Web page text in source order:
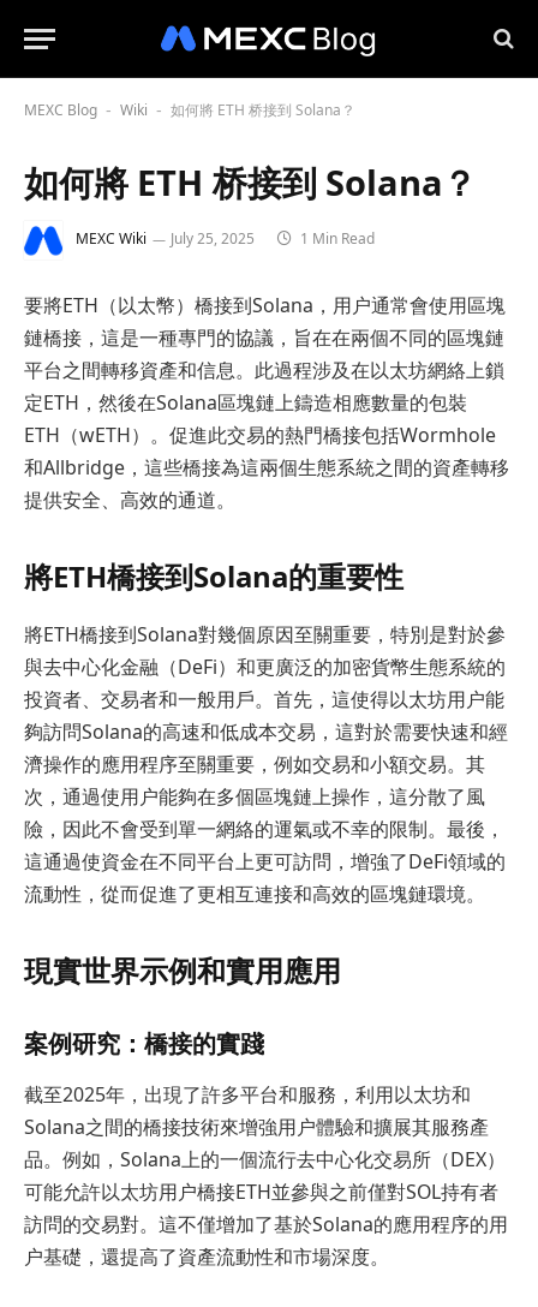
MEXC Blog - Wiki - 如何將 ETH 桥接到 Solana？
如何將 ETH 桥接到 Solana？
MEXC Wiki July 25, 2025 1 Min Read
要將ETH（以太幣）橋接到Solana，用户通常會使用區塊
鏈橋接，這是一種專門的協議，旨在在兩個不同的區塊鏈
平台之間轉移資產和信息。此過程涉及在以太坊網絡上鎖
定ETH，然後在Solana區塊鏈上鑄造相應數量的包裝
ETH（wETH）。促進此交易的熱門橋接包括Wormhole
和Allbridge，這些橋接為這兩個生態系統之間的資產轉移
提供安全、高效的通道。
將ETH橋接到Solana的重要性
將ETH橋接到Solana對幾個原因至關重要，特別是對於參
與去中心化金融（DeFi）和更廣泛的加密貨幣生態系統的
投資者、交易者和一般用戶。首先，這使得以太坊用户能
夠訪問Solana的高速和低成本交易，這對於需要快速和經
濟操作的應用程序至關重要，例如交易和小額交易。其
次，通過使用户能夠在多個區塊鏈上操作，這分散了風
險，因此不會受到單一網絡的運氣或不幸的限制。最後，
這通過使資金在不同平台上更可訪問，增強了DeFi領域的
流動性，從而促進了更相互連接和高效的區塊鏈環境。
現實世界示例和實用應用
案例研究：橋接的實踐
截至2025年，出現了許多平台和服務，利用以太坊和
Solana之間的橋接技術來增強用户體驗和擴展其服務產
品。例如，Solana上的一個流行去中心化交易所（DEX）
可能允許以太坊用户橋接ETH並參與之前僅對SOL持有者
訪問的交易對。這不僅增加了基於Solana的應用程序的用
户基礎，還提高了資產流動性和市場深度。